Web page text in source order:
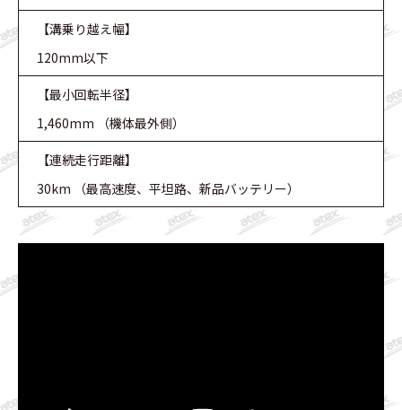
【溝乗り越え幅】
120mm以下
【最小回転半径】
1,460mm （機体最外側）
【連続走行距離】
30km （最高速度、平坦路、新品バッテリー）